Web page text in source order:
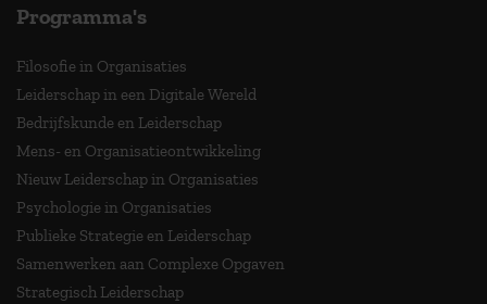
Programma's
Filosofie in Organisaties
Leiderschap in een Digitale Wereld
Bedrijfskunde en Leiderschap
Mens- en Organisatieontwikkeling
Nieuw Leiderschap in Organisaties
Psychologie in Organisaties
Publieke Strategie en Leiderschap
Samenwerken aan Complexe Opgaven
Strategisch Leiderschap